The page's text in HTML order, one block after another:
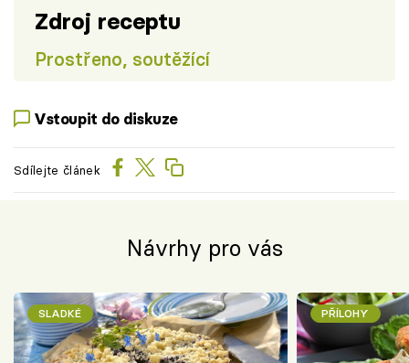
Zdroj receptu
Prostřeno, soutěžící
Vstoupit do diskuze
Sdílejte článek
Návrhy pro vás
SLADKÉ PŘÍLOHY